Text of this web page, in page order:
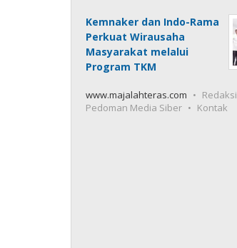
Kemnaker dan Indo-Rama
Perkuat Wirausaha
Masyarakat melalui
Program TKM
www.majalahteras.com
Redaksi
Pedoman Media Siber
Kontak